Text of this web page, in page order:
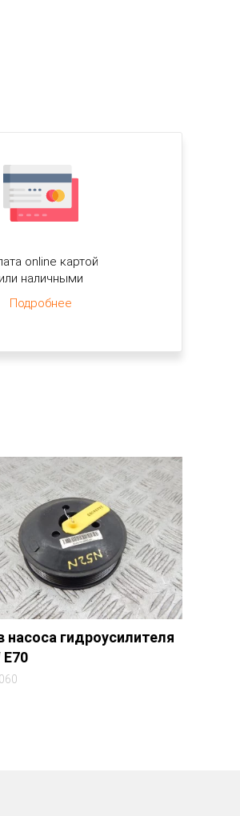
online картой
или наличными
Подробнее
насоса гидроусилителя
E70